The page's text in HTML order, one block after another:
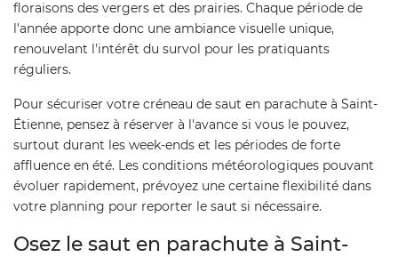
floraisons des vergers et des prairies. Chaque période de
l'année apporte donc une ambiance visuelle unique,
renouvelant l'intérêt du survol pour les pratiquants
réguliers.
Pour sécuriser votre créneau de saut en parachute à Saint-
Étienne, pensez à réserver à l'avance si vous le pouvez,
surtout durant les week-ends et les périodes de forte
affluence en été. Les conditions météorologiques pouvant
évoluer rapidement, prévoyez une certaine flexibilité dans
votre planning pour reporter le saut si nécessaire.
Osez le saut en parachute à Saint-